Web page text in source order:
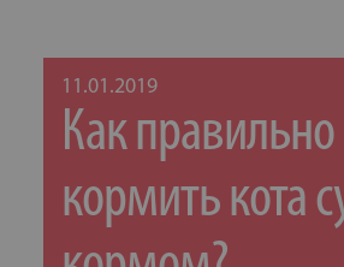
11.01.2019
Как правильно
кормить кота